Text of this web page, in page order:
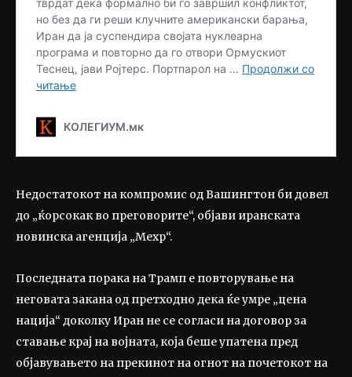
Недостатокот на компромис од Вашингтон би довел
до „ќорсокак во преговорите“, објави иранската
новинска агенција „Мехр“.
Последната порака на Трамп е повторување на
неговата закана од претходно дека ќе умре „цена
нација“ доколку Иран не се согласи на договор за
ставање крај на војната, која беше упатена пред
објавувањето на прекинот на огнот на почетокот на